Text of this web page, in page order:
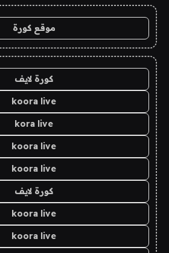
موقع كورة
كورة لايف
koora live
kora live
koora live
koora live
كورة لايف
koora live
koora live